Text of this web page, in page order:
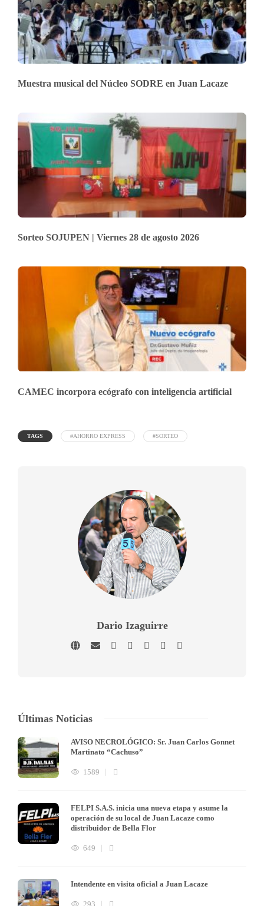
Muestra musical del Núcleo SODRE en Juan Lacaze
Sorteo SOJUPEN | Viernes 28 de agosto 2026
CAMEC incorpora ecógrafo con inteligencia artificial
TAGS #AHORRO EXPRESS #SORTEO
Dario Izaguirre
Últimas Noticias
AVISO NECROLÓGICO: Sr. Juan Carlos Gonnet
Martinato “Cachuso”
1589
FELPI S.A.S. inicia una nueva etapa y asume la
operación de su local de Juan Lacaze como
distribuidor de Bella Flor
649
Intendente en visita oficial a Juan Lacaze
293